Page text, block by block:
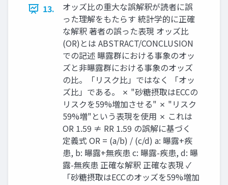
13.
オッズ比の重大な誤解釈が読者に誤
った理解をもたらす 統計学的に正確
な解釈 著者の誤った表現 オッズ比
(OR)とは ABSTRACT/CONCLUSION
での記述 曝露群における事象のオッ
ズと非曝露群における事象のオッズ
の比。「リスク比」ではなく 「オッ
ズ比」である。 ✗ "砂糖摂取はECCの
リスクを59%増加させる" ✗ "リスク
59%増"という表現を使用 ✗ これは
OR 1.59 ≠ RR 1.59 の誤解に基づく
定義式 OR = (a/b) / (c/d) a: 曝露+疾
患, b: 曝露+無疾患 c: 曝露-疾患, d: 曝
露-無疾患 正確な解釈 正確な表現 ✓
「砂糖摂取はECCのオッズを59%増加